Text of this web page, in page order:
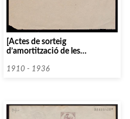
[Actes de sorteig
d’amortització de les
1910 - 1936